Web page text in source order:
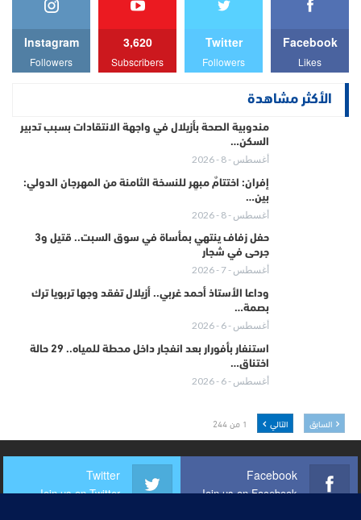
Facebook
Likes
Twitter
Followers
3,620
Subscribers
Instagram
Followers
الأكثر مشاهدة
مندوبية الصحة بأزيلال في واجهة الانتقادات بسبب تدبير
السكن…
أغسطس - 8 - 2026
إفران: اختتامٌ مبهِر للنسخة الثامنة من المهرجان الدولي:
بين…
أغسطس - 8 - 2026
حفل زفاف ينتهي بمأساة في سوق السبت.. قتيل و3
جرحى في شجار
أغسطس - 7 - 2026
وداعا الأستاذ أحمد غربي.. أزيلال تفقد وجها تربويا ترك
بصمة…
أغسطس - 6 - 2026
استنفار بأفورار بعد انفجار داخل محطة للمياه.. 29 حالة
اختناق…
أغسطس - 6 - 2026
السابق التالي 1 من 244
Facebook
Join us on Facebook
Twitter
Join us on Twitter